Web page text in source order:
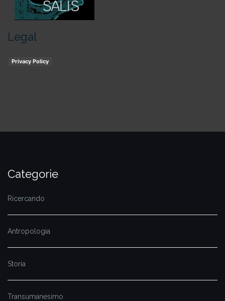
Legal
Privacy Policy
Categorie
Ricercando
Antropologia
Storia
Transumanesimo